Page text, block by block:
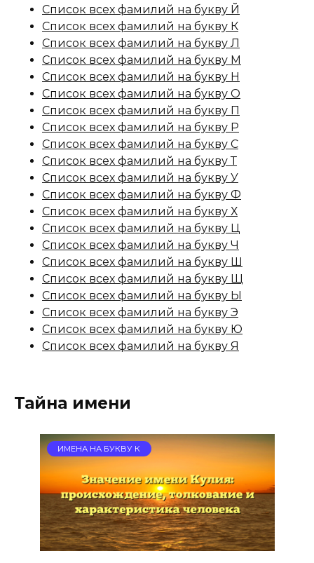
Список всех фамилий на букву Й
Список всех фамилий на букву К
Список всех фамилий на букву Л
Список всех фамилий на букву М
Список всех фамилий на букву Н
Список всех фамилий на букву О
Список всех фамилий на букву П
Список всех фамилий на букву Р
Список всех фамилий на букву С
Список всех фамилий на букву Т
Список всех фамилий на букву У
Список всех фамилий на букву Ф
Список всех фамилий на букву Х
Список всех фамилий на букву Ц
Список всех фамилий на букву Ч
Список всех фамилий на букву Ш
Список всех фамилий на букву Щ
Список всех фамилий на букву Ы
Список всех фамилий на букву Э
Список всех фамилий на букву Ю
Список всех фамилий на букву Я
Тайна имени
ИМЕНА НА БУКВУ К